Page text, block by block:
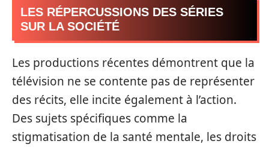
LES RÉPERCUSSIONS DES SÉRIES
SUR LA SOCIÉTÉ
Les productions récentes démontrent que la
télévision ne se contente pas de représenter
des récits, elle incite également à l’action.
Des sujets spécifiques comme la
stigmatisation de la santé mentale, les droits